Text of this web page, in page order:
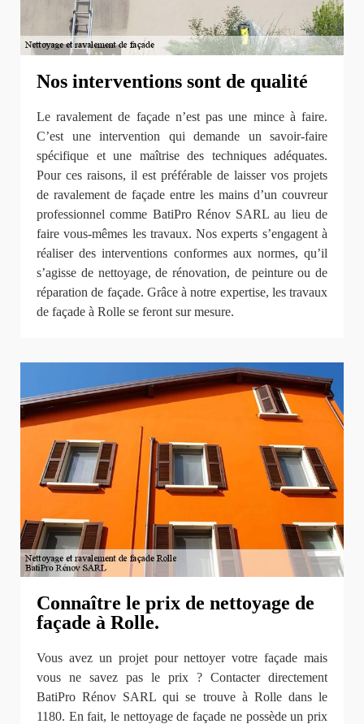
Nos interventions sont de qualité
Le ravalement de façade n’est pas une mince à faire.
C’est une intervention qui demande un savoir-faire
spécifique et une maîtrise des techniques adéquates.
Pour ces raisons, il est préférable de laisser vos projets
de ravalement de façade entre les mains d’un couvreur
professionnel comme BatiPro Rénov SARL au lieu de
faire vous-mêmes les travaux. Nos experts s’engagent à
réaliser des interventions conformes aux normes, qu’il
s’agisse de nettoyage, de rénovation, de peinture ou de
réparation de façade. Grâce à notre expertise, les travaux
de façade à Rolle se feront sur mesure.
Connaître le prix de nettoyage de
façade à Rolle.
Vous avez un projet pour nettoyer votre façade mais
vous ne savez pas le prix ? Contacter directement
BatiPro Rénov SARL qui se trouve à Rolle dans le
1180. En fait, le nettoyage de façade ne possède un prix